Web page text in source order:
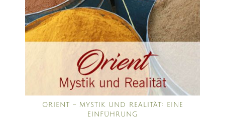
ORIENT – MYSTIK UND REALITÄT: EINE
EINFÜHRUNG